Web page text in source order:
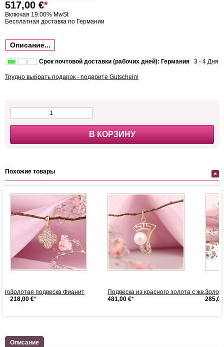
517,00 €*
Включая 19.00% MwSt
Бесплатная доставка по Германии
Описание...
Срок почтовой доставки (рабочих дней): Германия 3 - 4 Дня
Трудно выбрать подарок - подарите Gutschein!
В КОРЗИНУ
Похожие товары
...
Золотая подвеска Фианит
218,00 €*
Подвеска из красного золота с же...
481,00 €*
Описание